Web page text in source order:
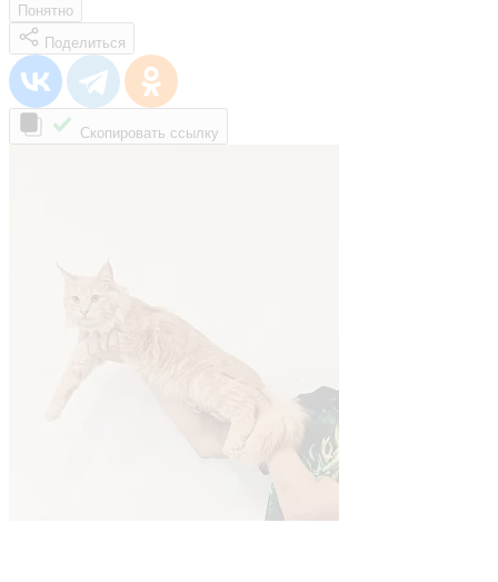
Понятно
Поделиться
Скопировать ссылку